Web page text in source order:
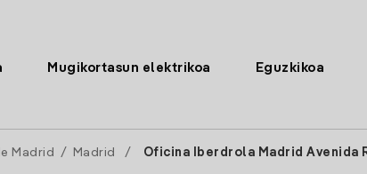
Mugikortasun elektrikoa Eguzkikoa
Madrid / Madrid / Oficina Iberdrola Madrid Avenida